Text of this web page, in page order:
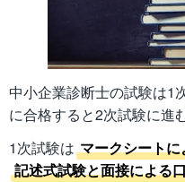
中小企業診断士の試験は1
に合格すると2次試験に進
1次試験は マークシート
記述式試験と面接による